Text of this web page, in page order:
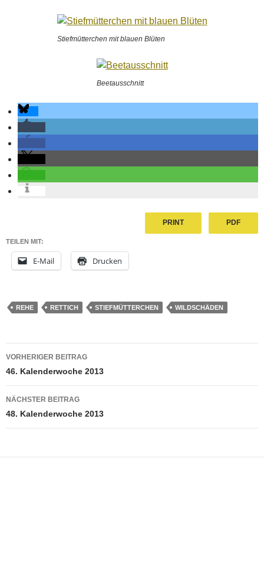
Stiefmütterchen mit blauen Blüten
Beetausschnitt
PRINT PDF
TEILEN MIT:
E-Mail Drucken
REHE RETTICH STIEFMÜTTERCHEN WILDSCHÄDEN
Beitragsnavigation
VORHERIGER BEITRAG
46. Kalenderwoche 2013
NÄCHSTER BEITRAG
48. Kalenderwoche 2013